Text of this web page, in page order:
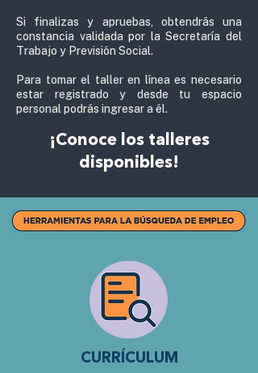
Si finalizas y apruebas, obtendrás una
constancia validada por la Secretaría del
Trabajo y Previsión Social.
Para tomar el taller en línea es necesario
estar registrado y desde tu espacio
personal podrás ingresar a él.
¡Conoce los talleres
disponibles!
CURRÍCULUM